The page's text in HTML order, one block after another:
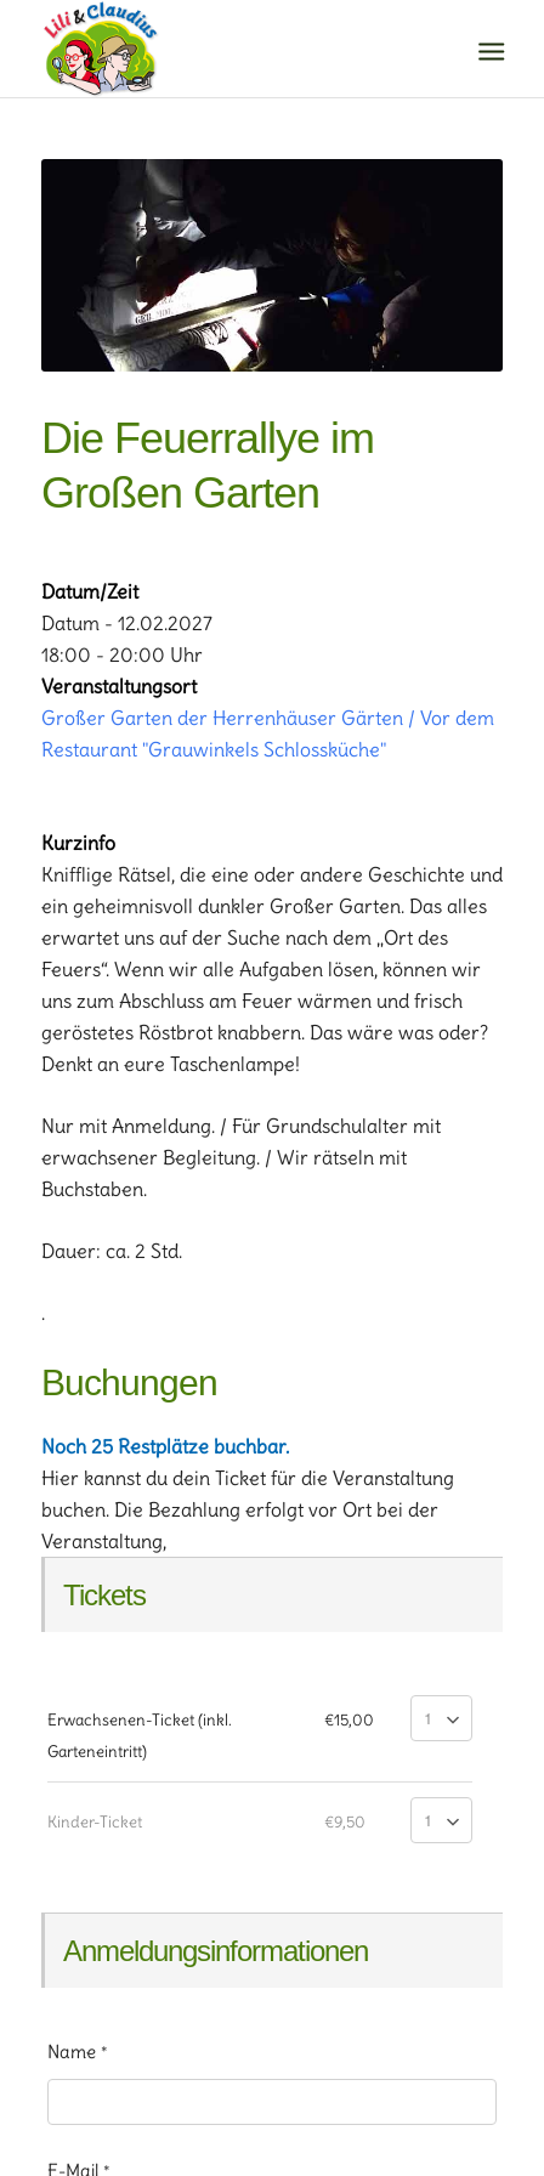
Die Feuerrallye im
Großen Garten
Datum/Zeit
Datum - 12.02.2027
18:00 - 20:00 Uhr
Veranstaltungsort
Großer Garten der Herrenhäuser Gärten / Vor dem
Restaurant "Grauwinkels Schlossküche"
Kurzinfo
Knifflige Rätsel, die eine oder andere Geschichte und
ein geheimnisvoll dunkler Großer Garten. Das alles
erwartet uns auf der Suche nach dem „Ort des
Feuers“. Wenn wir alle Aufgaben lösen, können wir
uns zum Abschluss am Feuer wärmen und frisch
geröstetes Röstbrot knabbern. Das wäre was oder?
Denkt an eure Taschenlampe!
Nur mit Anmeldung. / Für Grundschulalter mit
erwachsener Begleitung. / Wir rätseln mit
Buchstaben.
Dauer: ca. 2 Std.
.
Buchungen
Noch 25 Restplätze buchbar.
Hier kannst du dein Ticket für die Veranstaltung
buchen. Die Bezahlung erfolgt vor Ort bei der
Veranstaltung,
Tickets
Erwachsenen-Ticket (inkl.
Garteneintritt)
€15,00
Kinder-Ticket €9,50
Anmeldungsinformationen
Name *
E-Mail *